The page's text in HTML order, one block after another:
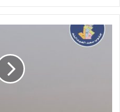
بالصور
والفيديو|